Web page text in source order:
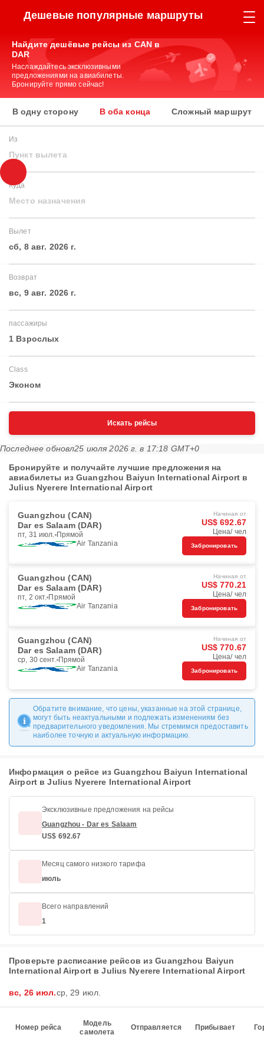
Дешевые популярные маршруты
Найдите дешёвые рейсы из CAN в
DAR
Наслаждайтесь эксклюзивными
предложениями на авиабилеты.
Бронируйте прямо сейчас!
В одну сторону В оба конца Сложный маршрут
Из
Пункт вылета
Куда
Место назначения
Вылет
сб, 8 авг. 2026 г.
Возврат
вс, 9 авг. 2026 г.
пассажиры
1 Взрослых
Class
Эконом
Искать рейсы
Последнее обновл25 июля 2026 г. в 17:18 GMT+0
Бронируйте и получайте лучшие предложения на
авиабилеты из Guangzhou Baiyun International Airport в
Julius Nyerere International Airport
Guangzhou (CAN)
Dar es Salaam (DAR)
пт, 31 июл. Прямой
Air Tanzania
Начиная от
US$ 692.67
Цена/ чел
Забронировать
Guangzhou (CAN)
Dar es Salaam (DAR)
пт, 2 окт. Прямой
Air Tanzania
Начиная от
US$ 770.21
Цена/ чел
Забронировать
Guangzhou (CAN)
Dar es Salaam (DAR)
ср, 30 сент. Прямой
Air Tanzania
Начиная от
US$ 770.67
Цена/ чел
Забронировать
Обратите внимание, что цены, указанные на этой странице,
могут быть неактуальными и подлежать изменениям без
предварительного уведомления. Мы стремимся предоставить
наиболее точную и актуальную информацию.
Информация о рейсе из Guangzhou Baiyun International
Airport в Julius Nyerere International Airport
Эксклюзивные предложения на рейсы
Guangzhou - Dar es Salaam
US$ 692.67
Месяц самого низкого тарифа
июль
Всего направлений
1
Проверьте расписание рейсов из Guangzhou Baiyun
International Airport в Julius Nyerere International Airport
вс, 26 июл.ср, 29 июл.
Номер рейса
Модель
самолета
Отправляется Прибывает